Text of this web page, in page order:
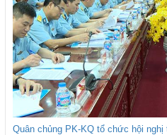
Quân chủng PK-KQ tổ chức hội